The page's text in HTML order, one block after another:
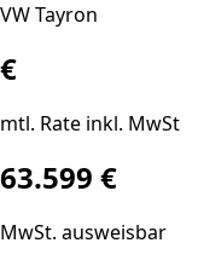
VW Tayron
€
mtl. Rate inkl. MwSt
63.599 €
MwSt. ausweisbar